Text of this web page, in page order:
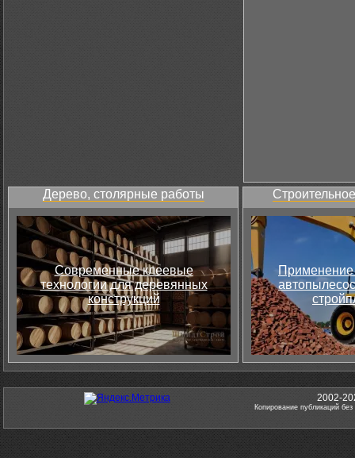
Дерево, столярные работы
Современные клеевые
технологии для деревянных
конструкций
Применение
2002-
Копирование публикаций